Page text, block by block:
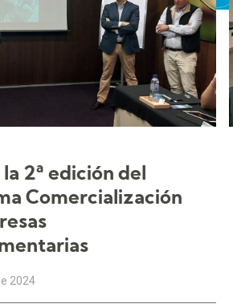
la 2ª edición del
Comercialización
2024